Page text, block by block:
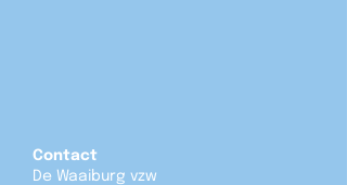
Contact
De Waaiburg vzw